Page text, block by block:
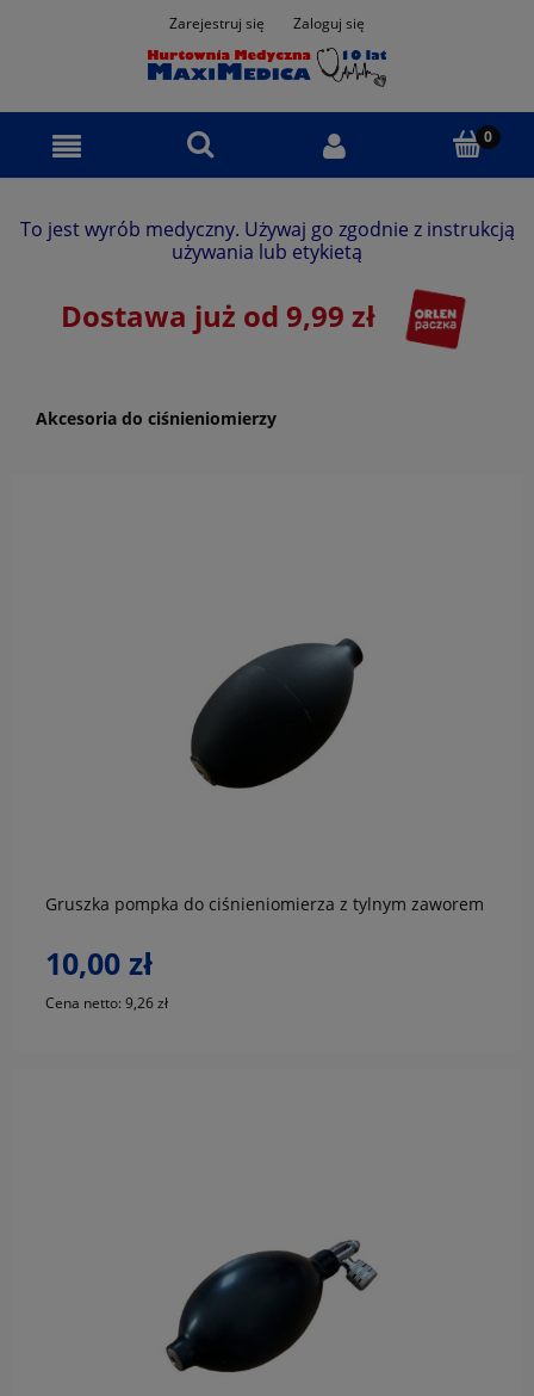
Zarejestruj się Zaloguj się
To jest wyrób medyczny. Używaj go zgodnie z instrukcją
używania lub etykietą
Dostawa już od 9,99 zł
Akcesoria do ciśnieniomierzy
Gruszka pompka do ciśnieniomierza z tylnym zaworem
10,00 zł
Cena netto: 9,26 zł